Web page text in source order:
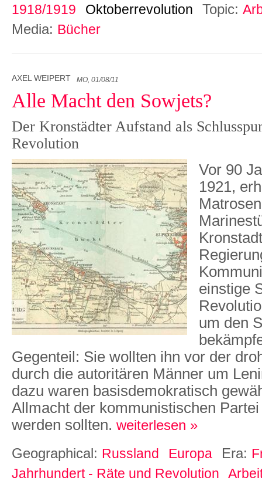
1918/1919
Oktoberrevolution Topic:
Media: Bücher
AXEL WEIPERT MO, 01/08/11
Alle Macht den Sowjets?
Der Kronstädter Aufstand als
Revolution
Vor 90
1921,
einstige
um den
Gegenteil: Sie wollten ihn vor der
durch die autoritären Männer um
dazu waren basisdemokratisch
Allmacht der kommunistischen
werden sollten. weiterlesen »
Geographical: Russland Europa Era:
Jahrhundert - Räte und Revolution